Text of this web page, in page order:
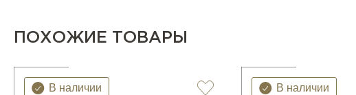
ПОХОЖИЕ ТОВАРЫ
В наличии В наличии